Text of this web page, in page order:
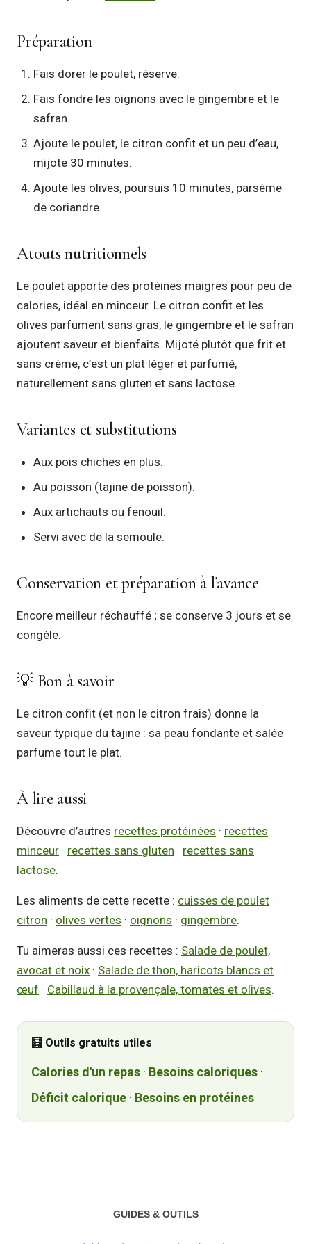
Préparation
Fais dorer le poulet, réserve.
Fais fondre les oignons avec le gingembre et le
safran.
Ajoute le poulet, le citron confit et un peu d’eau,
mijote 30 minutes.
Ajoute les olives, poursuis 10 minutes, parsème
de coriandre.
Atouts nutritionnels
Le poulet apporte des protéines maigres pour peu de
calories, idéal en minceur. Le citron confit et les
olives parfument sans gras, le gingembre et le safran
ajoutent saveur et bienfaits. Mijoté plutôt que frit et
sans crème, c’est un plat léger et parfumé,
naturellement sans gluten et sans lactose.
Variantes et substitutions
Aux pois chiches en plus.
Au poisson (tajine de poisson).
Aux artichauts ou fenouil.
Servi avec de la semoule.
Conservation et préparation à l’avance
Encore meilleur réchauffé ; se conserve 3 jours et se
congèle.
💡 Bon à savoir
Le citron confit (et non le citron frais) donne la
saveur typique du tajine : sa peau fondante et salée
parfume tout le plat.
À lire aussi
Découvre d’autres recettes protéinées · recettes
minceur · recettes sans gluten · recettes sans
lactose.
Les aliments de cette recette : cuisses de poulet ·
citron · olives vertes · oignons · gingembre.
Tu aimeras aussi ces recettes : Salade de poulet,
avocat et noix · Salade de thon, haricots blancs et
œuf · Cabillaud à la provençale, tomates et olives.
🧮 Outils gratuits utiles
Calories d'un repas · Besoins caloriques ·
Déficit calorique · Besoins en protéines
GUIDES & OUTILS